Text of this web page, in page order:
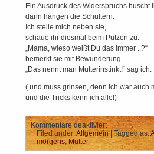
Ein Ausdruck des Widerspruchs huscht
dann hängen die Schultern.
Ich stelle mich neben sie,
schaue ihr diesmal beim Putzen zu.
„Mama, wieso weißt Du das immer ..?“
bemerkt sie mit Bewunderung.
„Das nennt man Mutterinstinkt!“ sag ich.
( und muss grinsen, denn ich war auch
und die Tricks kenn ich alle!)
Kommentare deaktiviertfür
Die
Jeden-
Tag-
Filed under:Allgemein| Tagged as:
morgens, Mutter